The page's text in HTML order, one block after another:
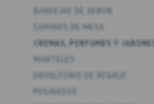
BANDEJAS DE SERVIR
CAMINOS DE MESA
CREMAS, PERFUMES Y JABONES
MANTELES
ENVOLTORIO DE REGALO
POSAVASOS